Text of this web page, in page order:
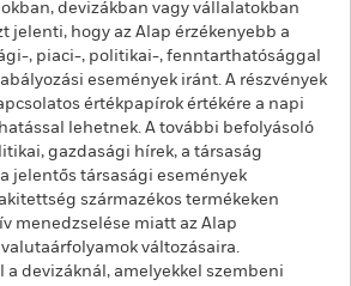
devizákban vagy vállalatokban
jelenti, hogy az Alap érzékenyebb a
, piaci-, politikai-, fenntarthatósággal
események iránt. A részvények
értékpapírok értékére a napi
lehetnek. A további befolyásoló
gazdasági hírek, a társaság
jelentős társasági események
származékos termékeken
menedzselése miatt az Alap
változásaira.
a devizáknál, amelyekkel szembeni